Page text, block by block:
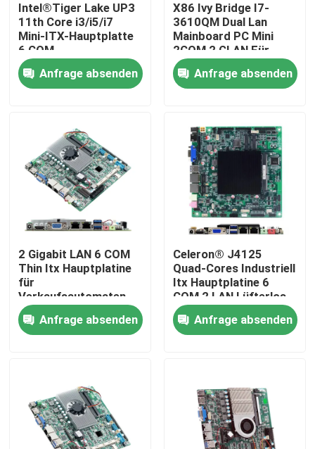
Startseite
Produkte
Über uns
Fabrik Tour
Qualitätskontrolle
Kontakt
Referenzen
industrieller Platte PC
schroffer Tablet-PC
Intel®Tiger Lake UP3
11th Core i3/i5/i7
Mini-ITX-Hauptplatte
6 COM
Anfrage absenden
X86 Ivy Bridge I7-
3610QM Dual Lan
Mainboard PC Mini
2COM 2 GLAN Für
Bank ATM
Anfrage absenden
2 Gigabit LAN 6 COM
Thin Itx Hauptplatine
für
Verkaufsautomaten
Intel Kaby Lake 7. Gen
I3 I5 I7Anfrage absenden
Celeron® J4125
Quad-Cores Industriell
Itx Hauptplatine 6
COM 2 LAN Lüfterlos
Anfrage absenden